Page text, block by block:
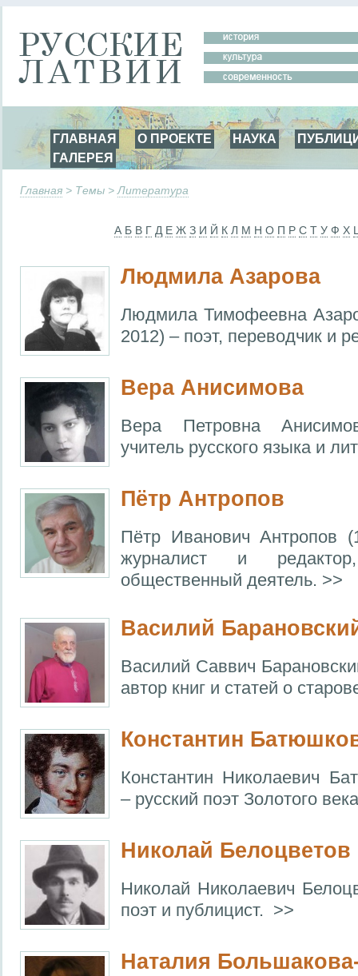
ГЛАВНАЯ О ПРОЕКТЕ НАУКА
ГАЛЕРЕЯ
Главная > Темы > Литература
А Б В Г Д Е Ж З И Й К Л М Н О П Р С Т У Ф Х
Людмила Азарова
Людмила Тимофеевна
2012) – поэт, переводчик и
Вера Анисимова
Вера Петровна
учитель русского языка и
Пётр Антропов
Пётр Иванович Антропов
журналист и
общественный деятель. >>
Василий
Василий Саввич
автор книг и статей о
Константин
Константин Николаевич
– русский поэт Золотого
Николай Белоцветов
Николай Николаевич
поэт и публицист. >>
Наталия